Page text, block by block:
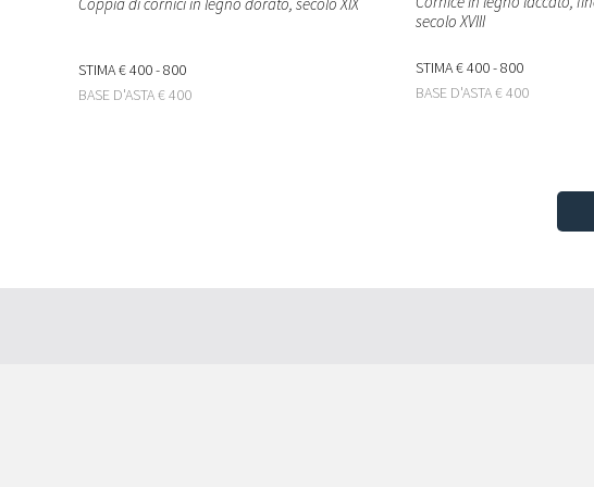
STIMA€ 400 - 800
BASE D'ASTA€ 400
secolo XVIII
STIMA€ 400 - 800
BASE D'ASTA€ 400